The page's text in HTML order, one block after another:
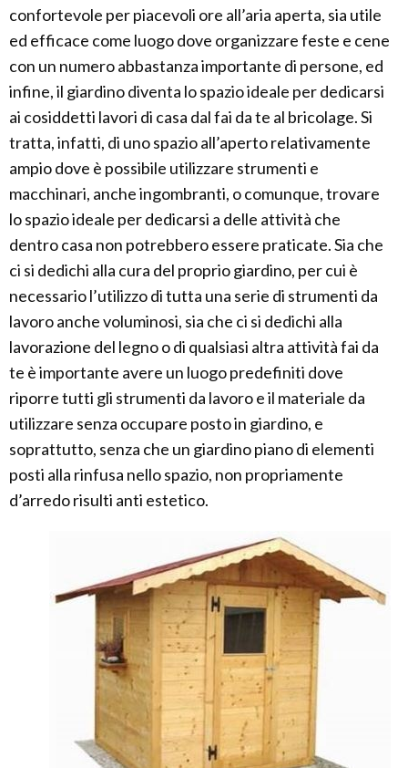
confortevole per piacevoli ore all’aria aperta, sia utile
ed efficace come luogo dove organizzare feste e cene
con un numero abbastanza importante di persone, ed
infine, il giardino diventa lo spazio ideale per dedicarsi
ai cosiddetti lavori di casa dal fai da te al bricolage. Si
tratta, infatti, di uno spazio all’aperto relativamente
ampio dove è possibile utilizzare strumenti e
macchinari, anche ingombranti, o comunque, trovare
lo spazio ideale per dedicarsi a delle attività che
dentro casa non potrebbero essere praticate. Sia che
ci si dedichi alla cura del proprio giardino, per cui è
necessario l’utilizzo di tutta una serie di strumenti da
lavoro anche voluminosi, sia che ci si dedichi alla
lavorazione del legno o di qualsiasi altra attività fai da
te è importante avere un luogo predefiniti dove
riporre tutti gli strumenti da lavoro e il materiale da
utilizzare senza occupare posto in giardino, e
soprattutto, senza che un giardino piano di elementi
posti alla rinfusa nello spazio, non propriamente
d’arredo risulti anti estetico.